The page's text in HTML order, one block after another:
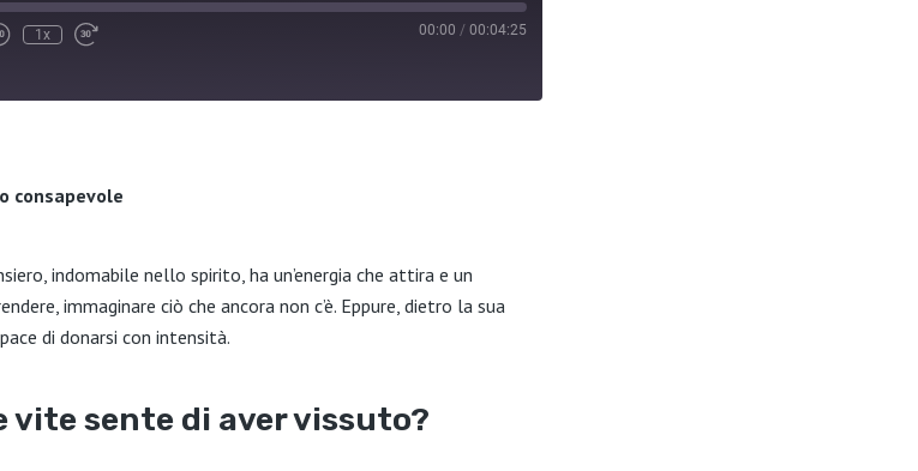
1x 00:00 / 00:04:25
consapevole
indomabile nello spirito, ha un’energia che attira e un
immaginare ciò che ancora non c’è. Eppure, dietro la sua
di donarsi con intensità.
vite sente di aver vissuto?